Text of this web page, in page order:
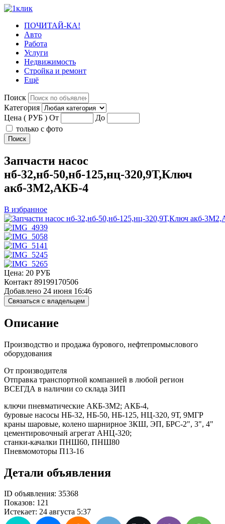
ПОЧИТАЙ-КА!
Авто
Работа
Услуги
Недвижимость
Стройка и ремонт
Ещё
Поиск
Категория
Цена ( РУБ ) От
До
только с фото
Поиск
Запчасти насос
нб-32,нб-50,нб-125,нц-320,9Т,Ключ
акб-3М2,АКБ-4
В избранное
Цена: 20 РУБ
Контакт 89199170506
Добавлено 24 июня 16:46
Связаться с владельцем
Описание
Производство и продажа бурового, нефтепромыслового
оборудования
От производителя
Отправка транспортной компанией в любой регион
ВСЕГДА в наличии со склада ЗИП
ключи пневматические АКБ-3М2; АКБ-4,
буровые насосы НБ-32, НБ-50, НБ-125, НЦ-320, 9Т, 9МГР
краны шаровые, колено шарнирное 3КШ, ЭП, БРС-2", 3", 4"
цементировочный агрегат АНЦ-320;
станки-качалки ПНШ60, ПНШ80
Пневмомоторы П13-16
Детали объявления
ID объявления: 35368
Показов: 121
Истекает: 24 августа 5:37